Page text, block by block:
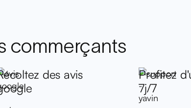
commerçants
des avis
Profitez
7j/7